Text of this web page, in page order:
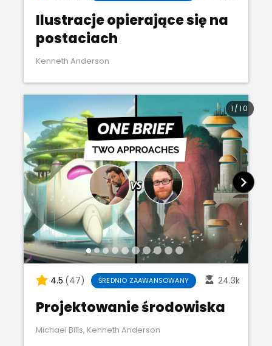
Ilustracje opierające się na
postaciach
Kenneth Anderson
4.5 (47) ŚREDNIO ZAAWANSOWANY 24.3k
Projektowanie środowiska
Michael Bills, Kenneth Anderson
1 /10